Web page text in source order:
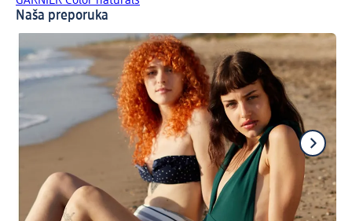
Naša preporuka